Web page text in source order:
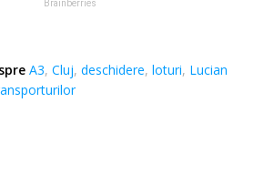
A3,Cluj,deschidere,loturi, Lucian